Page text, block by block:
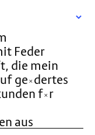
Feder
die mein
geädertes
für
aus